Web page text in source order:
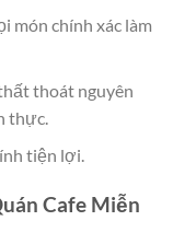
món chính xác làm
thoát nguyên
thực.
tiện lợi.
Cafe Miễn